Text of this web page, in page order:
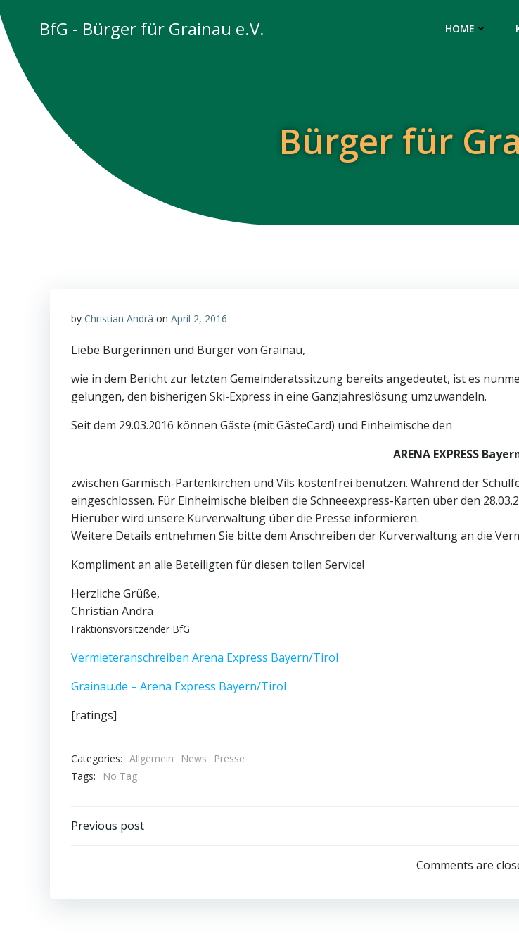
Inhalt
springen
BfG - Bürger für Grainau e.V. HOME
Bürger für
by Christian Andrä on April 2, 2016
Liebe Bürgerinnen und Bürger von Grainau,
wie in dem Bericht zur letzten Gemeinderatssitzung bereits angedeutet, ist es
gelungen, den bisherigen Ski-Express in eine Ganzjahreslösung umzuwandeln.
Seit dem 29.03.2016 können Gäste (mit GästeCard) und Einheimische den
ARENA EXPRESS
zwischen Garmisch-Partenkirchen und Vils kostenfrei benützen. Während der
eingeschlossen. Für Einheimische bleiben die Schneeexpress-Karten über den
Hierüber wird unsere Kurverwaltung über die Presse informieren.
Weitere Details entnehmen Sie bitte dem Anschreiben der Kurverwaltung an die
Kompliment an alle Beteiligten für diesen tollen Service!
Herzliche Grüße,
Christian Andrä
Fraktionsvorsitzender BfG
Vermieteranschreiben Arena Express Bayern/Tirol
Grainau.de – Arena Express Bayern/Tirol
[ratings]
Categories: Allgemein News
Presse
Tags:
No Tag
Post
Previous post
Comments are